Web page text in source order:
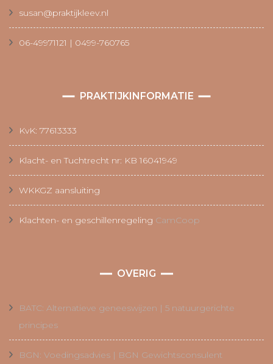
susan@praktijkleev.nl
06-49971121 | 0499-760765
PRAKTIJKINFORMATIE
KvK: 77613333
Klacht- en Tuchtrecht nr: KB 16041949
WKKGZ aansluiting
Klachten- en geschillenregeling CamCoop
OVERIG
BATC: Alternatieve geneeswijzen | 5 natuurgerichte
principes
BGN: Voedingsadvies | BGN Gewichtsconsulent